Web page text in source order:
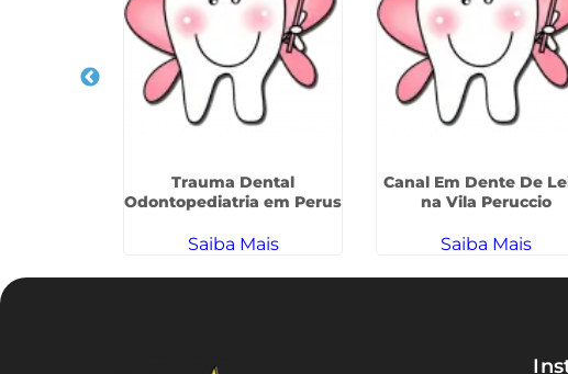
Trauma Dental
Odontopediatria em Perus
Saiba Mais
Canal Em Dente De
na Vila Peruccio
Saiba Mais